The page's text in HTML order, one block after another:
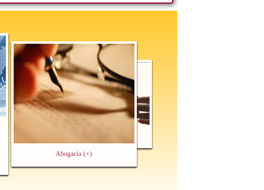
Abogacía(+)